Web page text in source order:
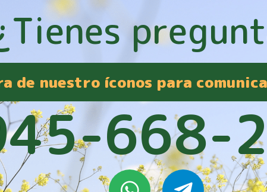
de nuestro íconos para
668-